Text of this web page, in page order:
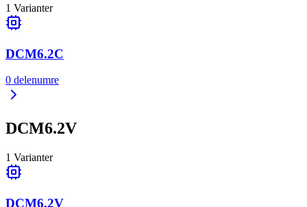
1 Varianter
DCM6.2C
0 delenumre
DCM6.2V
1 Varianter
DCM6.2V